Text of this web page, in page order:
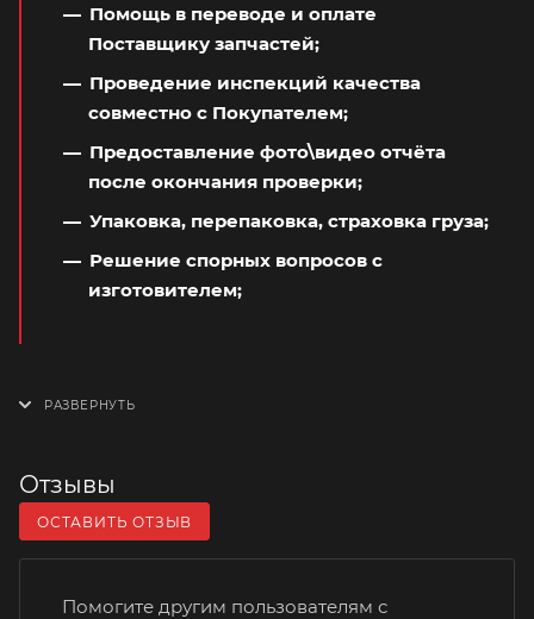
Помощь в переводе и оплате
Поставщику запчастей;
Проведение инспекций качества
совместно с Покупателем;
Предоставление фото\видео отчёта
после окончания проверки;
Упаковка, перепаковка, страховка груза;
Решение спорных вопросов с
изготовителем;
Отзывы
ОСТАВИТЬ ОТЗЫВ
Помогите другим пользователям с